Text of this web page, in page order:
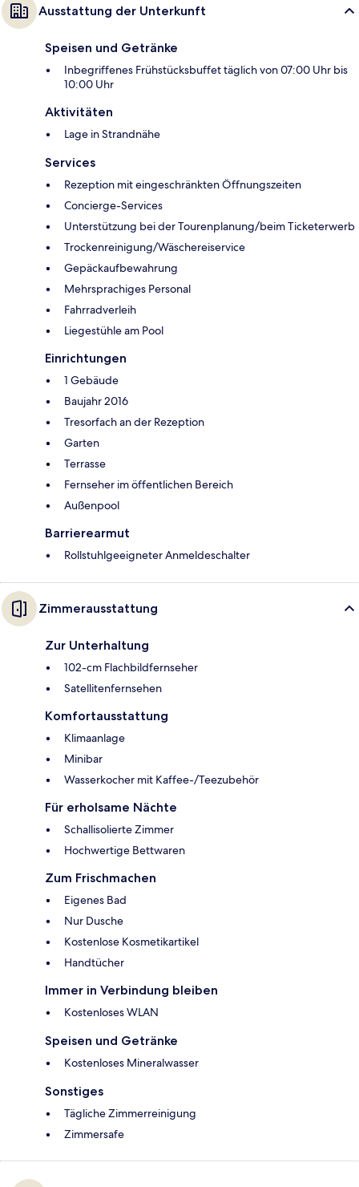
Ausstattung der Unterkunft
Speisen und Getränke
Inbegriffenes Frühstücksbuffet täglich von 07:00 Uhr bis
10:00 Uhr
Aktivitäten
Lage in Strandnähe
Services
Rezeption mit eingeschränkten Öffnungszeiten
Concierge-Services
Unterstützung bei der Tourenplanung/beim Ticketerwerb
Trockenreinigung/Wäschereiservice
Gepäckaufbewahrung
Mehrsprachiges Personal
Fahrradverleih
Liegestühle am Pool
Einrichtungen
1 Gebäude
Baujahr 2016
Tresorfach an der Rezeption
Garten
Terrasse
Fernseher im öffentlichen Bereich
Außenpool
Barrierearmut
Rollstuhlgeeigneter Anmeldeschalter
Zimmerausstattung
Zur Unterhaltung
102-cm Flachbildfernseher
Satellitenfernsehen
Komfortausstattung
Klimaanlage
Minibar
Wasserkocher mit Kaffee-/Teezubehör
Für erholsame Nächte
Schallisolierte Zimmer
Hochwertige Bettwaren
Zum Frischmachen
Eigenes Bad
Nur Dusche
Kostenlose Kosmetikartikel
Handtücher
Immer in Verbindung bleiben
Kostenloses WLAN
Speisen und Getränke
Kostenloses Mineralwasser
Sonstiges
Tägliche Zimmerreinigung
Zimmersafe